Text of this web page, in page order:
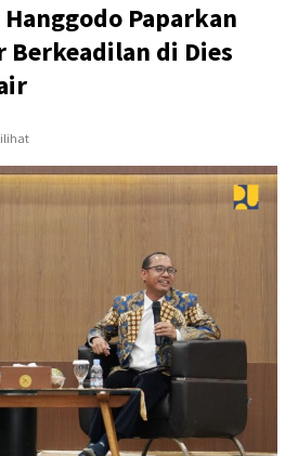
Paparkan
di Dies